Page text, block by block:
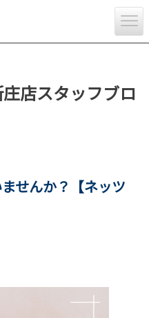
店スタッフブロ
せんか？【ネッツ